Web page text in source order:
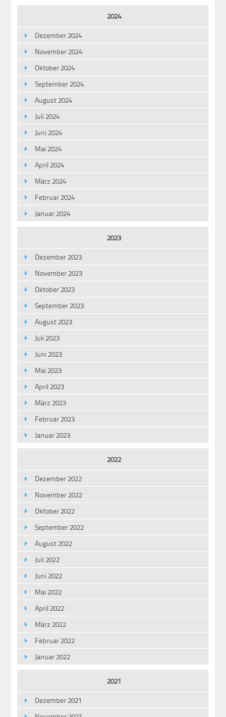
2024
Dezember 2024
November 2024
Oktober 2024
September 2024
August 2024
Juli 2024
Juni 2024
Mai 2024
April 2024
März 2024
Februar 2024
Januar 2024
2023
Dezember 2023
November 2023
Oktober 2023
September 2023
August 2023
Juli 2023
Juni 2023
Mai 2023
April 2023
März 2023
Februar 2023
Januar 2023
2022
Dezember 2022
November 2022
Oktober 2022
September 2022
August 2022
Juli 2022
Juni 2022
Mai 2022
April 2022
März 2022
Februar 2022
Januar 2022
2021
Dezember 2021